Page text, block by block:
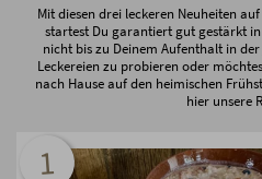
Mit diesen drei leckeren Neuheiten
startest Du garantiert gut gestärkt
nicht bis zu Deinem Aufenthalt in der
Leckereien zu probieren oder
nach Hause auf den heimischen
hier unsere
1